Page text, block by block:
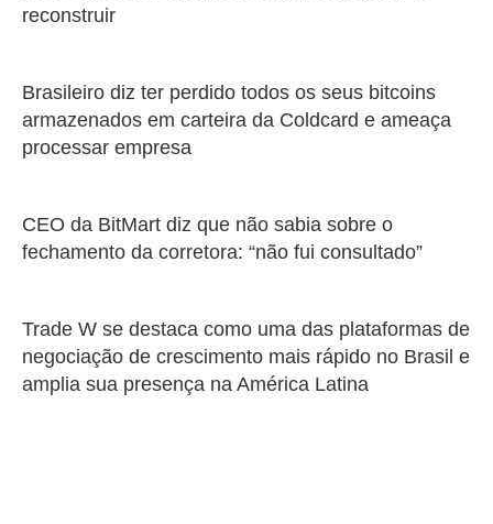
reconstruir
Brasileiro diz ter perdido todos os seus bitcoins
armazenados em carteira da Coldcard e ameaça
processar empresa
CEO da BitMart diz que não sabia sobre o
fechamento da corretora: “não fui consultado”
Trade W se destaca como uma das plataformas de
negociação de crescimento mais rápido no Brasil e
amplia sua presença na América Latina